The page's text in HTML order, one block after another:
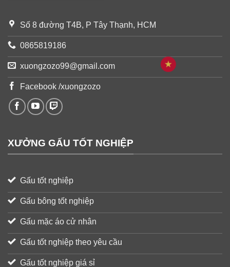
Số 8 đường T4B, P Tây Thạnh, HCM
0865819186
xuongzozo99@gmail.com
Facebook /xuongzozo
XƯỞNG GẤU TỐT NGHIỆP
Gấu tốt nghiệp
Gấu bông tốt nghiệp
Gấu mặc áo cử nhân
Gấu tốt nghiệp theo yêu cầu
Gấu tốt nghiệp giá sỉ